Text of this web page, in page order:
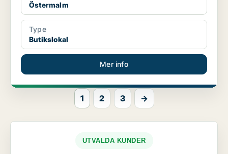
Östermalm
Type
Butikslokal
Mer info
1 2 3 →
UTVALDA KUNDER